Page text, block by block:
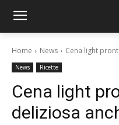
Home News Cena light
News Ricette
Cena light
deliziosa